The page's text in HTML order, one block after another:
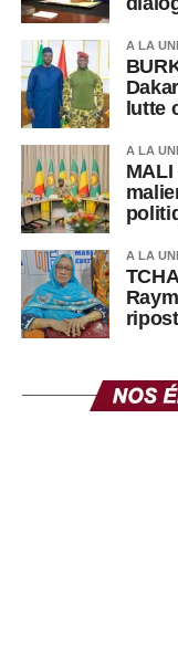
Cet épisode illustre
politiques
retour à un ordre
continuent
A LA
lutte
A LA
A LA